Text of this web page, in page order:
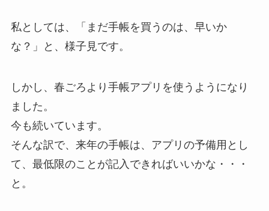
私としては、「まだ手帳を買うのは、早いか
な？」と、様子見です。
しかし、春ごろより手帳アプリを使うようになり
ました。
今も続いています。
そんな訳で、来年の手帳は、アプリの予備用とし
て、最低限のことが記入できればいいかな・・・
と。